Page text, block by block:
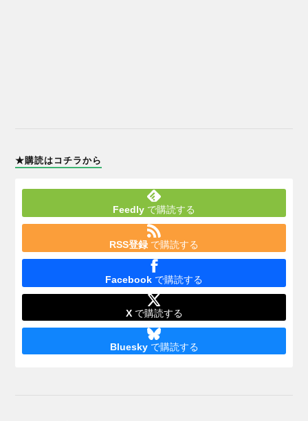
★購読はコチラから
Feedly で購読する
RSS登録 で購読する
Facebook で購読する
Xで購読する
Blueskyで購読する